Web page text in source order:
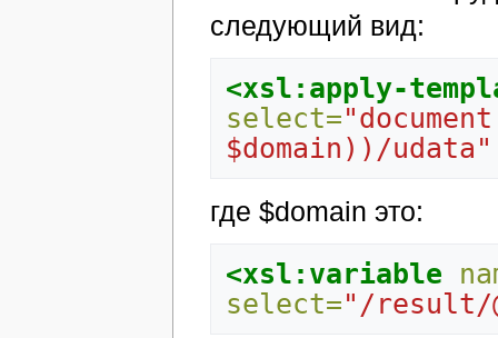
следующий вид:
<xsl:apply-
select=
$domain))/udata"
где $domain это:
<xsl:variable
select="/result/